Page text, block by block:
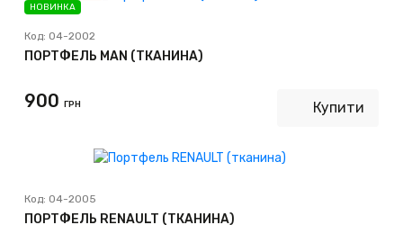
НОВИНКА
Код: 04-2002
ПОРТФЕЛЬ MAN (ТКАНИНА)
900 ГРН Купити
Код: 04-2005
ПОРТФЕЛЬ RENAULT (ТКАНИНА)